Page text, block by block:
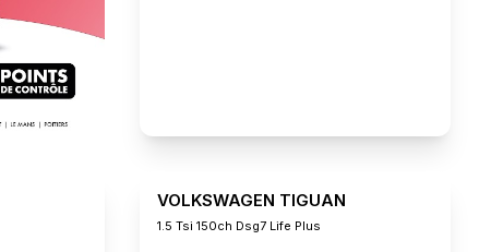
VOLKSWAGEN TIGUAN
1.5 Tsi 150ch Dsg7 Life Plus